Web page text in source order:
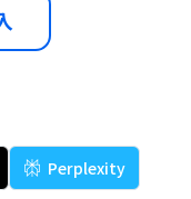
Perplexity